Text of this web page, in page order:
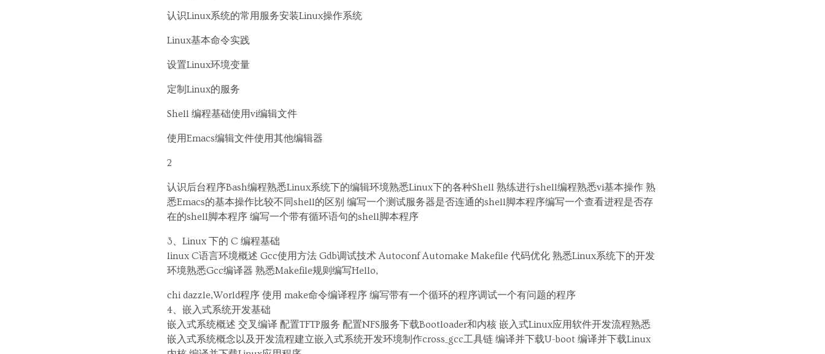
认识Linux系统的常用服务安装Linux操作系统
Linux基本命令实践
设置Linux环境变量
定制Linux的服务
Shell 编程基础使用vi编辑文件
使用Emacs编辑文件使用其他编辑器
2
认识后台程序Bash编程熟悉Linux系统下的编辑环境熟悉Linux下的各种Shell 熟练进行shell编程熟悉vi基本操作 熟
悉Emacs的基本操作比较不同shell的区别 编写一个测试服务器是否连通的shell脚本程序编写一个查看进程是否存
在的shell脚本程序 编写一个带有循环语句的shell脚本程序
3、Linux 下的 C 编程基础
linux C语言环境概述 Gcc使用方法 Gdb调试技术 Autoconf Automake Makefile 代码优化 熟悉Linux系统下的开发
环境熟悉Gcc编译器 熟悉Makefile规则编写Hello,
chi dazzle,World程序 使用 make命令编译程序 编写带有一个循环的程序调试一个有问题的程序
4、嵌入式系统开发基础
嵌入式系统概述 交叉编译 配置TFTP服务 配置NFS服务下载Bootloader和内核 嵌入式Linux应用软件开发流程熟悉
嵌入式系统概念以及开发流程建立嵌入式系统开发环境制作cross_gcc工具链 编译并下载U-boot 编译并下载Linux